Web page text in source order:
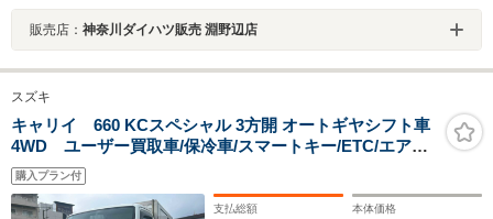
販売店： 神奈川ダイハツ販売 淵野辺店
スズキ
キャリイ 660 KCスペシャル 3方開 オートギヤシフト車
4WD ユーザー買取車/保冷車/スマートキー/ETC/エアコ
ンクーラー/AM/FMラジオ/パワーステアリング/パワーウ
ィンドウ/
購入プラン付
支払総額 本体価格